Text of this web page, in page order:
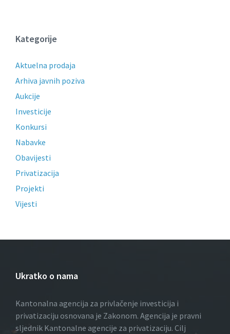
Kategorije
Aktuelna prodaja
Arhiva javnih poziva
Aukcije
Investicije
Konkursi
Nabavke
Obavijesti
Privatizacija
Projekti
Vijesti
Ukratko o nama
Kantonalna agencija za privlačenje investicija i
privatizaciju osnovana je Zakonom. Agencija je pravni
sljednik Kantonalne agencije za privatizaciju. Cilj